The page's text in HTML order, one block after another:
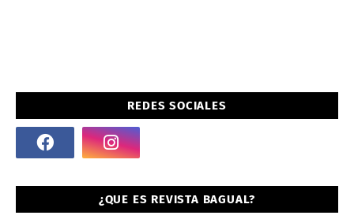
REDES SOCIALES
¿QUE ES REVISTA BAGUAL?